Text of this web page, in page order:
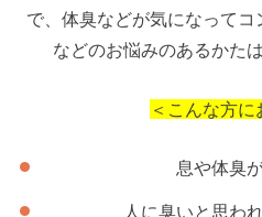
で、体臭などが気になって
などのお悩みのあるかた
＜こんな方に
息や体臭
人に臭いと思わ